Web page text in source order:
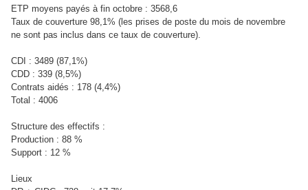
ETP moyens payés à fin octobre : 3568,6
Taux de couverture 98,1% (les prises de poste du mois de novembre
ne sont pas inclus dans ce taux de couverture).
CDI : 3489 (87,1%)
CDD : 339 (8,5%)
Contrats aidés : 178 (4,4%)
Total : 4006
Structure des effectifs :
Production : 88 %
Support : 12 %
Lieux